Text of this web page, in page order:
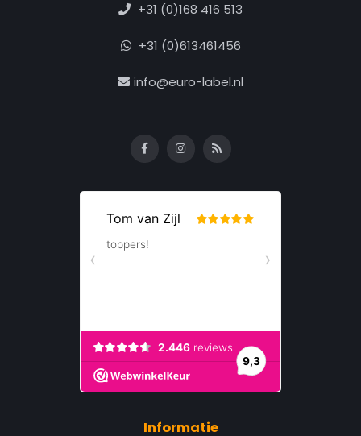
+31 (0)168 416 513
+31 (0)613461456
info@euro-label.nl
Informatie